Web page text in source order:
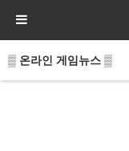
▒ 온라인 게임뉴스 ▒